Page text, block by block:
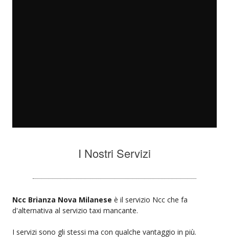
I Nostri Servizi
Ncc Brianza Nova Milanese è il servizio Ncc che fa
d'alternativa al servizio taxi mancante.
I servizi sono gli stessi ma con qualche vantaggio in più.